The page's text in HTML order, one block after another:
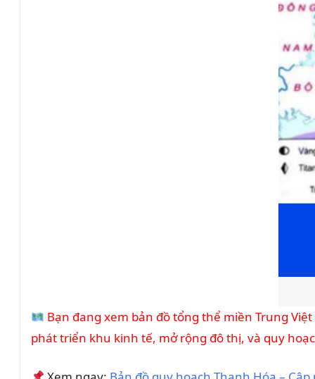
Bạn đang xem bản đồ tổng thể miền Trung
phát triển khu kinh tế, mở rộng đô thị, và quy